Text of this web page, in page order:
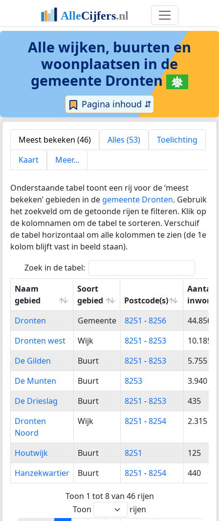
Alle wijken, buurten en
woonplaatsen in de
gemeente Dronten
Pagina inhoud ⇵
Meest bekeken (46) Alles (53)
Toelichting
Kaart
Meer...
Onderstaande tabel toont een rij voor de ‘meest
bekeken’ gebieden in de gemeente Dronten. Gebruik
het zoekveld om de getoonde rijen te filteren. Klik op
de kolomnamen om de tabel te sorteren. Verschuif
de tabel horizontaal om alle kolommen te zien (de 1e
kolom blijft vast in beeld staan).
Zoek in de tabel:
Naam
gebied
Soort
gebied
Postcode(s)
Aantal
Naam
gebied
Soort
gebied
Postcode(s)
Aantal
Dronten Gemeente 8251 -8256
44.856
Dronten west
Wijk 8251 -8253
10.185
De Gilden
Buurt 8251 -8253
5.755
De Munten
Buurt 8253
3.940
De Drieslag
Buurt 8251 -8253
435
Dronten
Noord
Wijk 8251 -8254 2.315
Houtwijk Buurt 8251
125
Hanzekwartier
Buurt 8251 -8254 440
Toon 1 tot 8 van 46 rijen
Toon
rijen